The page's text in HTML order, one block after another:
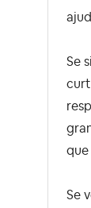
Se
que
Se